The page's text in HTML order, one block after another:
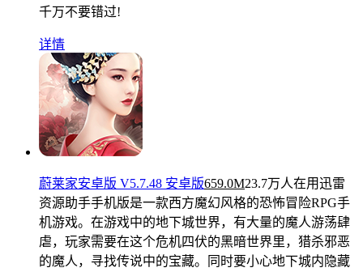
千万不要错过!
详情
蔚莱家安卓版 V5.7.48 安卓版659.0M23.7万人在用迅雷
资源助手手机版是一款西方魔幻风格的恐怖冒险RPG手
机游戏。在游戏中的地下城世界，有大量的魔人游荡肆
虐，玩家需要在这个危机四伏的黑暗世界里，猎杀邪恶
的魔人，寻找传说中的宝藏。同时要小心地下城内隐藏